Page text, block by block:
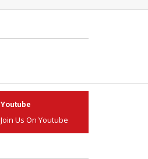
Youtube
Join Us On Youtube